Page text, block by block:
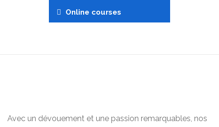
Online courses
Avec un dévouement et une passion remarquables, nos